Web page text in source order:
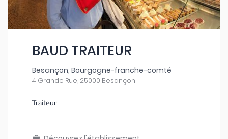
BAUD TRAITEUR
Besançon, Bourgogne-franche-comté
4 Grande Rue, 25000 Besançon
Traiteur